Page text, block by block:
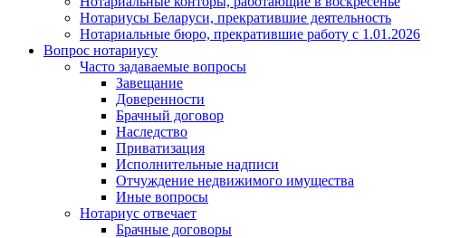
Нотариусы Беларуси, прекратившие деятельность
Нотариальные бюро, прекратившие работу с 1.01.2026
Вопрос нотариусу
Часто задаваемые вопросы
Завещание
Доверенности
Брачный договор
Наследство
Приватизация
Исполнительные надписи
Отчуждение недвижимого имущества
Иные вопросы
Нотариус отвечает
Брачные договоры